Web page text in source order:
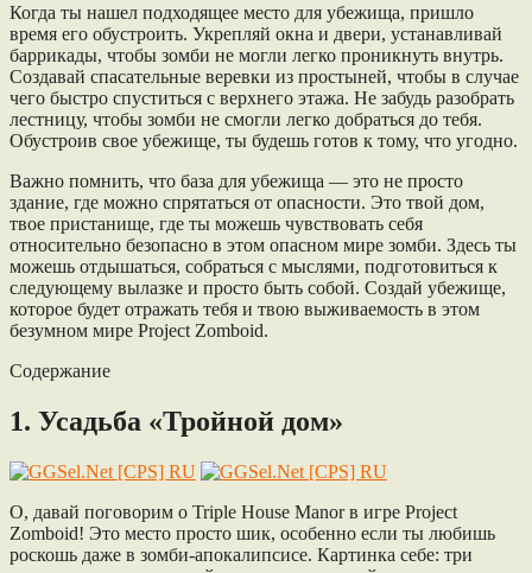
Когда ты нашел подходящее место для убежища, пришло
время его обустроить. Укрепляй окна и двери, устанавливай
баррикады, чтобы зомби не могли легко проникнуть внутрь.
Создавай спасательные веревки из простыней, чтобы в случае
чего быстро спуститься с верхнего этажа. Не забудь разобрать
лестницу, чтобы зомби не смогли легко добраться до тебя.
Обустроив свое убежище, ты будешь готов к тому, что угодно.
Важно помнить, что база для убежища — это не просто
здание, где можно спрятаться от опасности. Это твой дом,
твое пристанище, где ты можешь чувствовать себя
относительно безопасно в этом опасном мире зомби. Здесь ты
можешь отдышаться, собраться с мыслями, подготовиться к
следующему вылазке и просто быть собой. Создай убежище,
которое будет отражать тебя и твою выживаемость в этом
безумном мире Project Zomboid.
Содержание
1. Усадьба «Тройной дом»
О, давай поговорим о Triple House Manor в игре Project
Zomboid! Это место просто шик, особенно если ты любишь
роскошь даже в зомби-апокалипсисе. Картинка себе: три